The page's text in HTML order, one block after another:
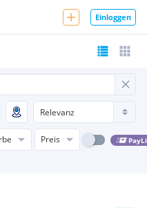
Einloggen
Preis